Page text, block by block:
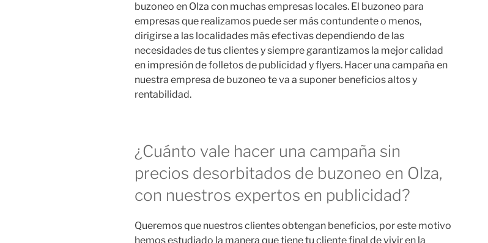
buzoneo en Olza con muchas empresas locales. El buzoneo para
empresas que realizamos puede ser más contundente o menos,
dirigirse a las localidades más efectivas dependiendo de las
necesidades de tus clientes y siempre garantizamos la mejor calidad
en impresión de folletos de publicidad y flyers. Hacer una campaña en
nuestra empresa de buzoneo te va a suponer beneficios altos y
rentabilidad.
¿Cuánto vale hacer una campaña sin
precios desorbitados de buzoneo en Olza,
con nuestros expertos en publicidad?
Queremos que nuestros clientes obtengan beneficios, por este motivo
hemos estudiado la manera que tiene tu cliente final de vivir en la